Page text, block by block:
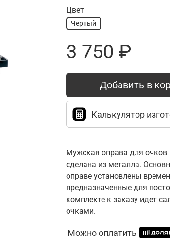
Цвет
Черный
3 750 ₽
Добавить в
Калькулятор
Мужская оправа для
сделана из металла.
оправе установлены
предназначенные для
комплекте к заказу идет
очками.
Можно оплатить